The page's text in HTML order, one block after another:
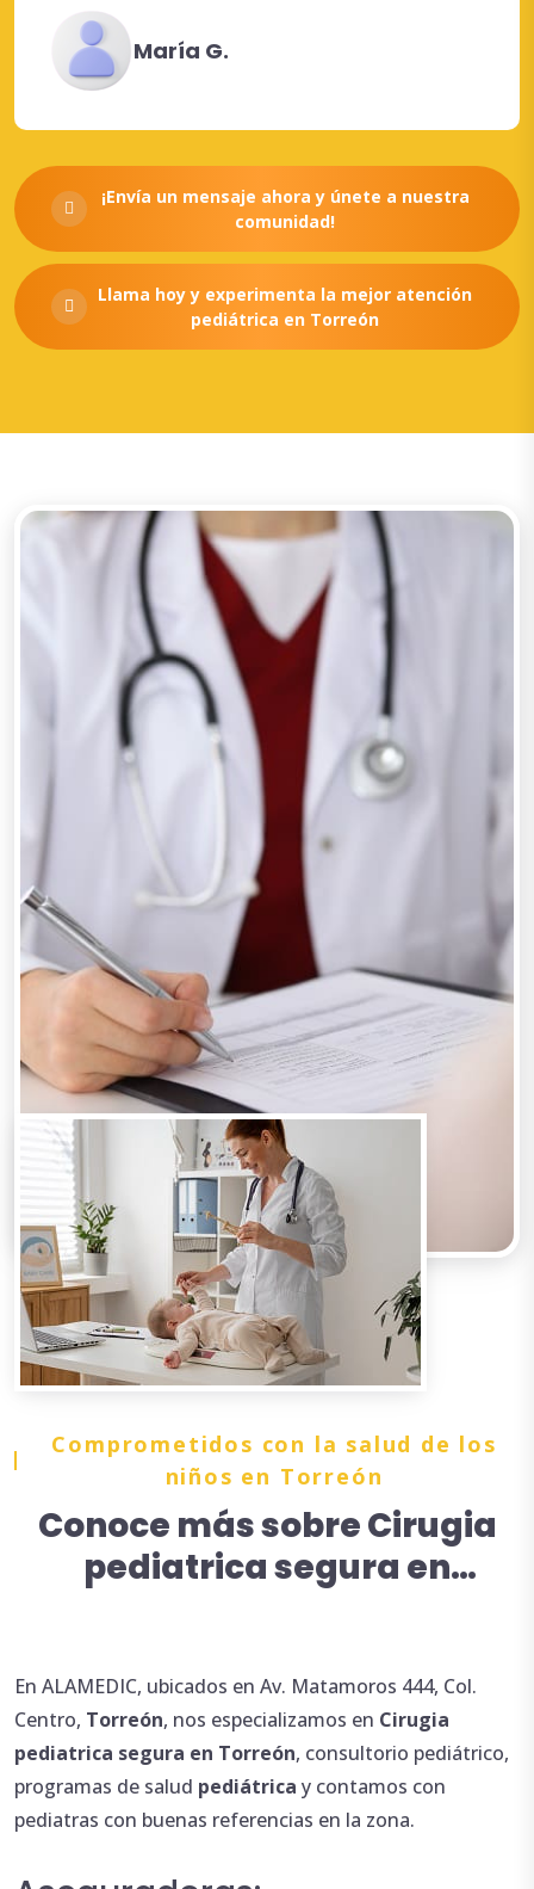
María G.
¡Envía un mensaje ahora y únete a nuestra
comunidad!
Llama hoy y experimenta la mejor atención
pediátrica en Torreón
Comprometidos con la salud de los
niños en Torreón
Conoce más sobre Cirugia
pediatrica segura en
En ALAMEDIC, ubicados en Av. Matamoros 444, Col.
Centro, Torreón, nos especializamos en Cirugia
pediatrica segura en Torreón, consultorio pediátrico,
programas de salud pediátrica y contamos con
pediatras con buenas referencias en la zona.